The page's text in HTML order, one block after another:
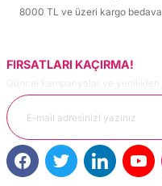
8000 TL ve üzeri kargo bedava
FIRSATLARI KAÇIRMA!